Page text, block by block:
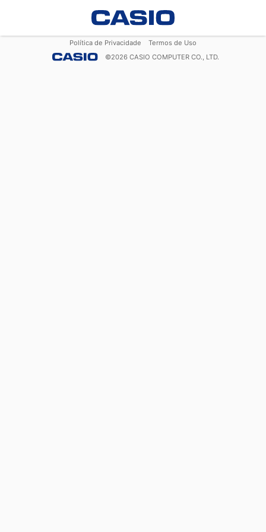
Política de Privacidade
Termos de Uso
©2026 CASIO COMPUTER CO., LTD.